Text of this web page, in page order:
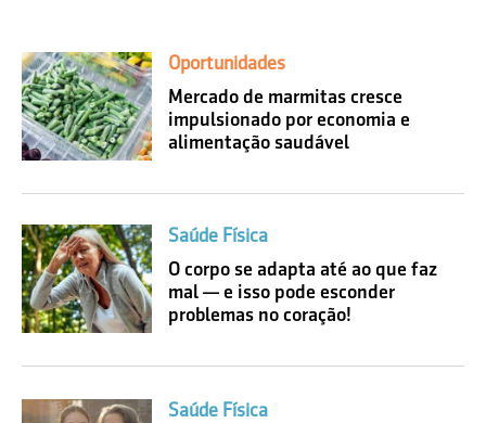
Oportunidades
Mercado de marmitas cresce
impulsionado por economia e
alimentação saudável
Saúde Física
O corpo se adapta até ao que faz
mal — e isso pode esconder
problemas no coração!
Saúde Física